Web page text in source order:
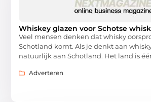
Whiskey glazen voor Schotse
Veel mensen denken dat whisky
Schotland komt. Als je denkt aan
natuurlijk aan Schotland. Het land is
Adverteren